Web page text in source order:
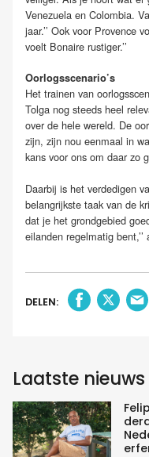
Venezuela en Colombia.
jaar.’’ Ook voor Provence
voelt Bonaire rustiger.’’
Oorlogsscenario’s
Het trainen van
Tolga nog steeds heel
over de hele wereld. De
zijn, zijn nou eenmaal in
kans voor ons om daar zo
Daarbij is het verdedigen
belangrijkste taak van de
dat je het grondgebied
eilanden regelmatig
DELEN:
Laatste nieuws